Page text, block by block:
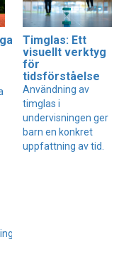
Timglas: Ett
visuellt verktyg
för
tidsförståelse
Användning av
timglas i
undervisningen ger
barn en konkret
uppfattning av tid.